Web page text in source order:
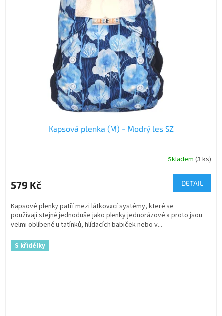
Kapsová plenka (M) - Modrý les SZ
Skladem (3 ks)
579 Kč DETAIL
Kapsové plenky patří mezi látkovací systémy, které se
používají stejně jednoduše jako plenky jednorázové a proto jsou
velmi oblíbené u tatínků, hlídacích babiček nebo v...
S křidélky